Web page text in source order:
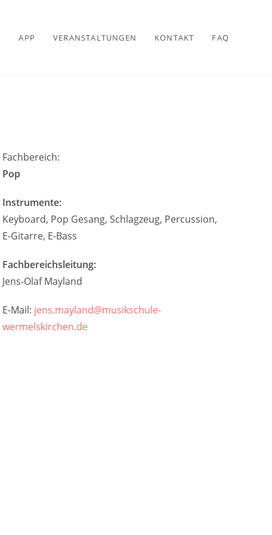
APP VERANSTALTUNGEN KONTAKT FAQ
Fachbereich:
Pop
Instrumente:
Keyboard, Pop Gesang, Schlagzeug, Percussion,
E-Gitarre, E-Bass
Fachbereichsleitung:
Jens-Olaf Mayland
E-Mail: jens.mayland@musikschule-
wermelskirchen.de